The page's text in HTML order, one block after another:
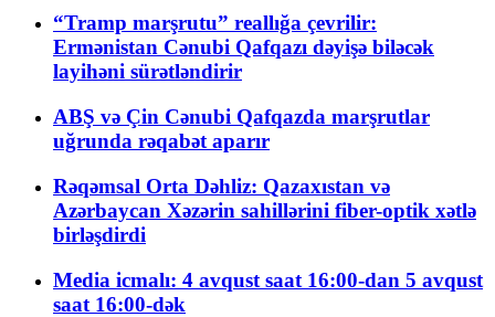
“Tramp marşrutu” reallığa çevrilir:
Ermənistan Cənubi Qafqazı dəyişə biləcək
layihəni sürətləndirir
ABŞ və Çin Cənubi Qafqazda marşrutlar
uğrunda rəqabət aparır
Rəqəmsal Orta Dəhliz: Qazaxıstan və
Azərbaycan Xəzərin sahillərini fiber-optik xətlə
birləşdirdi
Media icmalı: 4 avqust saat 16:00-dan 5 avqust
saat 16:00-dək